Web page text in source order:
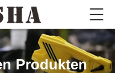
Produkten